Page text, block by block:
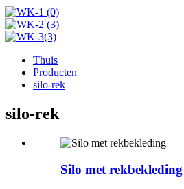
Thuis
Producten
silo-rek
silo-rek
Silo met rekbekleding